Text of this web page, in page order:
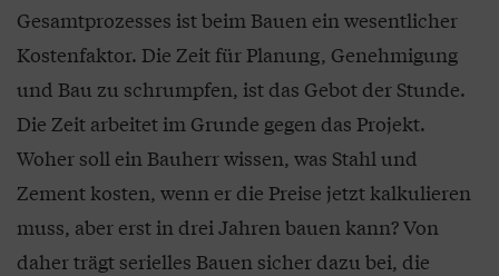
Gesamtprozesses ist beim Bauen ein wesentlicher
Kostenfaktor. Die Zeit für Planung, Genehmigung
und Bau zu schrumpfen, ist das Gebot der Stunde.
Die Zeit arbeitet im Grunde gegen das Projekt.
Woher soll ein Bauherr wissen, was Stahl und
Zement kosten, wenn er die Preise jetzt kalkulieren
muss, aber erst in drei Jahren bauen kann? Von
daher trägt serielles Bauen sicher dazu bei, die